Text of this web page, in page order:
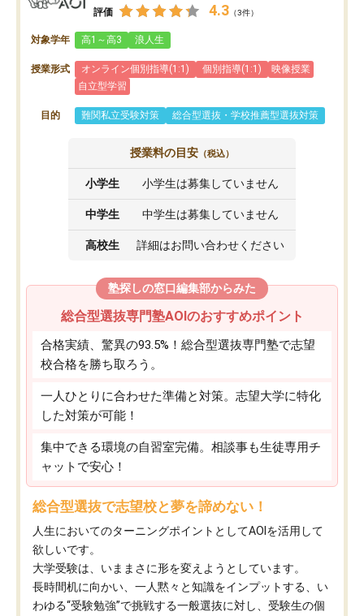
評価 4.3 （3件）
対象学年 高1～高3 浪人生
授業形式 オンライン個別指導(1:1) 個別指導(1:1)
映像授業
自立型学習
目的 難関私立受験対策 総合型選抜・学校推薦型選抜対策
授業料の目安 （税込）
小学生 小学生は募集していません
中学生 中学生は募集していません
高校生 詳細はお問い合わせください
塾探しの窓口編集部からみた
総合型選抜専門塾AOIのおすすめポイント
合格実績、驚異の93.5%！総合型選抜専門塾で志望
校合格を勝ち取ろう。
一人ひとりに合わせた準備と対策。志望大学に特化
した対策が可能！
集中できる環境の自習室完備。相談事も生徒専用チ
ャットで安心！
総合型選抜で志望校と夢を諦めない！
人生においてのターニングポイントとしてAOIを活用して
欲しいです。
大学受験は、いままさに形を変えようとしています。
長時間机に向かい、一人黙々と知識をインプットする、い
わゆる“受験勉強”で挑戦する一般選抜に対し、受験生の個